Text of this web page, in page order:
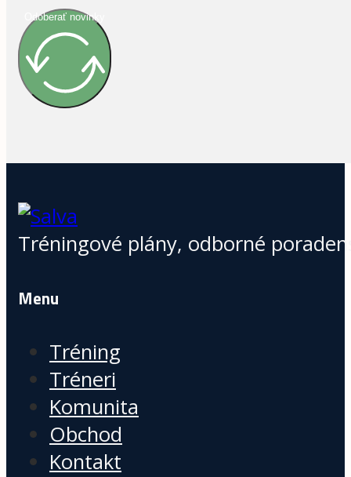
Odoberať novinky
Tréningové plány, odborné
Menu
Tréning
Tréneri
Komunita
Obchod
Kontakt